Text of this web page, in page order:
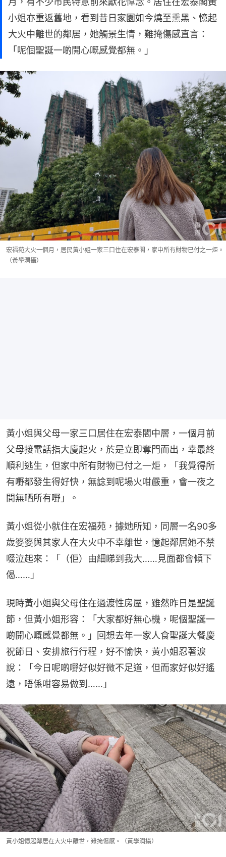
小姐亦重返舊地，看到昔日家園如今燒至熏黑、憶起
大火中離世的鄰居，她觸景生情，難掩傷感直言：
「呢個聖誕一啲開心嘅感覺都無。」
宏福苑大火一個月，居民黃小姐一家三口住在宏泰閣，家中所有財物已付之一炬。
（黃學潤攝）
黃小姐與父母一家三口居住在宏泰閣中層，一個月前
父母接電話指大廈起火，於是立即奪門而出，幸最終
順利逃生，但家中所有財物已付之一炬，「我覺得所
有嘢都發生得好快，無諗到呢場火咁嚴重，會一夜之
間無晒所有嘢」。
黃小姐從小就住在宏福苑，據她所知，同層一名90多
歲婆婆與其家人在大火中不幸離世，憶起鄰居她不禁
啜泣起來：「（佢）由細睇到我大……見面都會傾下
偈……」
現時黃小姐與父母住在過渡性房屋，雖然昨日是聖誕
節，但黃小姐形容：「大家都好無心機，呢個聖誕一
啲開心嘅感覺都無。」回想去年一家人食聖誕大餐慶
祝節日、安排旅行行程，好不愉快，黃小姐忍著淚
說：「今日呢啲嘢好似好微不足道，但而家好似好遙
遠，唔係咁容易做到……」
黃小姐憶起鄰居在大火中離世，難掩傷感。（黃學潤攝）